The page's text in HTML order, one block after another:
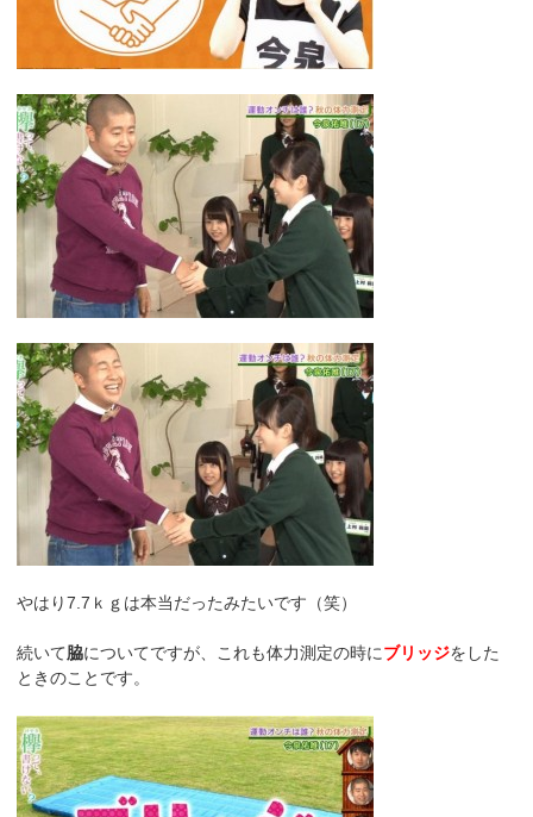
やはり7.7ｋｇは本当だったみたいです（笑）
続いて脇についてですが、これも体力測定の時にブリッジをした
ときのことです。